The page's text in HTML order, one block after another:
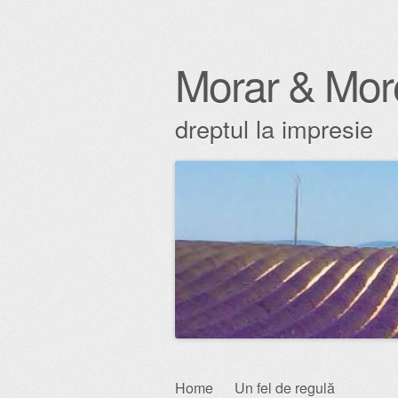
Morar &
dreptul la impresie
Skip
Home Un fel de regulă